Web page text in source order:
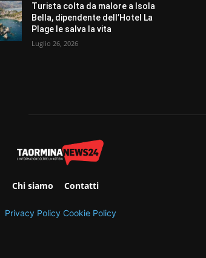
Turista colta da malore a Isola
Bella, dipendente dell’Hotel La
Plage le salva la vita
Luglio 26, 2026
Chi siamo Contatti
Privacy Policy Cookie Policy